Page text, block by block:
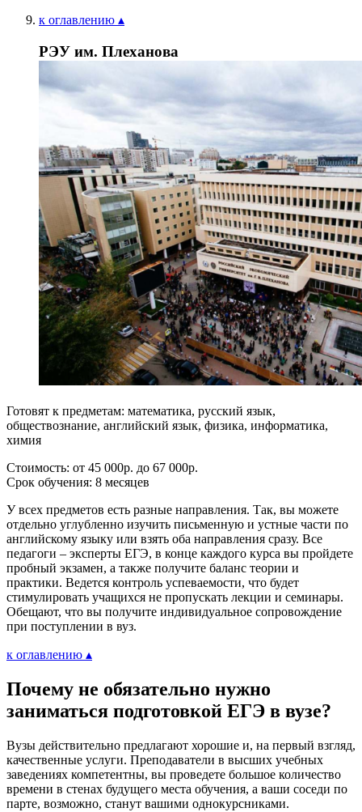
к оглавлению ▴
РЭУ им. Плеханова
Готовят к предметам: математика, русский язык,
обществознание, английский язык, физика, информатика,
химия
Стоимость: от 45 000р. до 67 000р.
Срок обучения: 8 месяцев
У всех предметов есть разные направления. Так, вы можете
отдельно углубленно изучить письменную и устные части по
английскому языку или взять оба направления сразу. Все
педагоги – эксперты ЕГЭ, в конце каждого курса вы пройдете
пробный экзамен, а также получите баланс теории и
практики. Ведется контроль успеваемости, что будет
стимулировать учащихся не пропускать лекции и семинары.
Обещают, что вы получите индивидуальное сопровождение
при поступлении в вуз.
к оглавлению ▴
Почему не обязательно нужно
заниматься подготовкой ЕГЭ в вузе?
Вузы действительно предлагают хорошие и, на первый взгляд,
качественные услуги. Преподаватели в высших учебных
заведениях компетентны, вы проведете большое количество
времени в стенах будущего места обучения, а ваши соседи по
парте, возможно, станут вашими однокурсниками.